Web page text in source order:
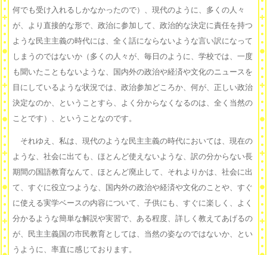
何でも受け入れるしかなかったので）、現代のように、多くの人々
が、より直接的な形で、政治に参加して、政治的な決定に責任を持つ
ような民主主義の時代には、全く話にならないような言い訳になって
しまうのではないか（多くの人々が、毎日のように、学校では、一度
も聞いたこともないような、国内外の政治や経済や文化のニュースを
目にしているような状況では、政治参加どころか、何が、正しい政治
決定なのか、ということすら、よく分からなくなるのは、全く当然の
ことです）、ということなのです。
それゆえ、私は、現代のような民主主義の時代においては、現在の
ような、社会に出ても、ほとんど使えないような、訳の分からない長
期間の国語教育なんて、ほとんど廃止して、それよりかは、社会に出
て、すぐに役立つような、国内外の政治や経済や文化のことや、すぐ
に使える実学ベースの内容について、子供にも、すぐに楽しく、よく
分かるような簡単な解説や実習で、ある程度、詳しく教えてあげるの
が、民主主義国の市民教育としては、当然の姿なのではないか、とい
うように、率直に感じております。